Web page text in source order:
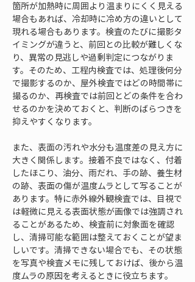
箇所が加熱時に周囲より温まりにくく見える
場合もあれば、冷却時に冷め方の違いとして
現れる場合もあります。検査のたびに撮影タ
イミングが違うと、前回との比較が難しくな
り、異常の見逃しや過剰判定につながりま
す。そのため、工程内検査では、処理後何分
で撮影するのか、屋外検査ではどの時間帯に
撮るのか、再検査では前回とどの条件を合わ
せるのかを決めておくと、判断のばらつきを
抑えやすくなります。
また、表面の汚れや水分も温度差の見え方に
大きく関係します。接着不良ではなく、付着
したほこり、油分、雨だれ、手の跡、養生材
の跡、表面の傷が温度ムラとして写ることが
あります。特に赤外線外観検査では、目視で
は軽微に見える表面状態が画像では強調され
ることがあるため、検査前に対象面を確認
し、清掃可能な範囲は整えておくことが望ま
しいです。清掃できない場合でも、その状態
を写真や検査メモに残しておけば、後から温
度ムラの原因を考えるときに役立ちます。